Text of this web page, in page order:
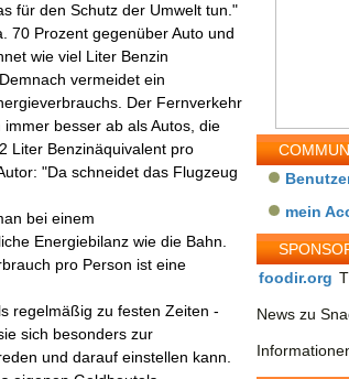
für den Schutz der Umwelt tun."
70 Prozent gegenüber Auto und
wie viel Liter Benzin
vermeidet ein
Der Fernverkehr
besser ab als Autos, die
Liter Benzinäquivalent pro
"Da schneidet das Flugzeug
bei einem
Energiebilanz wie die Bahn.
pro Person ist eine
regelmäßig zu festen Zeiten -
sich besonders zur
und darauf einstellen kann.
mein
foodir.org
News zu